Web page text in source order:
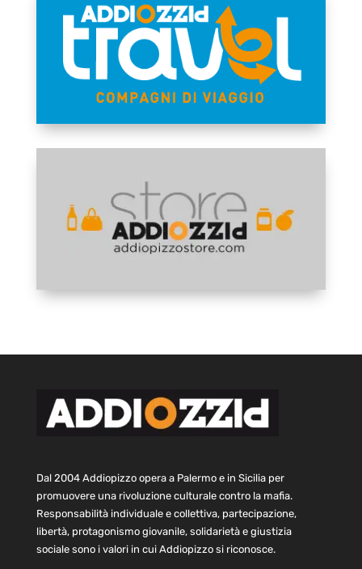
Dal 2004 Addiopizzo opera a Palermo e in Sicilia per
promuovere una rivoluzione culturale contro la mafia.
Responsabilità individuale e collettiva, partecipazione,
libertà, protagonismo giovanile, solidarietà e giustizia
sociale sono i valori in cui Addiopizzo si riconosce.